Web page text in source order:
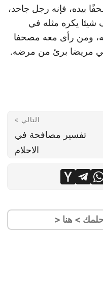
بيده، فإنه رجل جاحد،
يكره مثله في
ومن رأى معه مصحفا
مريضا برئ من مرضه.
التالي »
تفسير مصافحة في
الاحلام